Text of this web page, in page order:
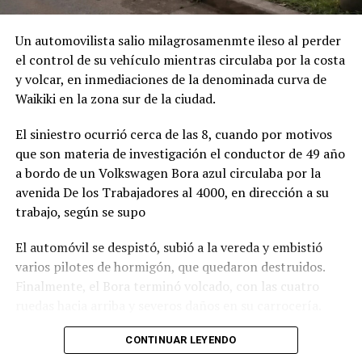
Un automovilista salio milagrosamenmte ileso al perder
el control de su vehículo mientras circulaba por la costa
y volcar, en inmediaciones de la denominada curva de
Waikiki en la zona sur de la ciudad.
El siniestro ocurrió cerca de las 8, cuando por motivos
que son materia de investigación el conductor de 49 año
a bordo de un Volkswagen Bora azul circulaba por la
avenida De los Trabajadores al 4000, en dirección a su
trabajo, según se supo
El automóvil se despistó, subió a la vereda y embistió
varios pilotes de hormigón, que quedaron destruidos.
Finalmente, el Bora terminó volcado, con las cuatro
Ante el violento impacto, personal médico, Defensa
CONTINUAR LEYENDO